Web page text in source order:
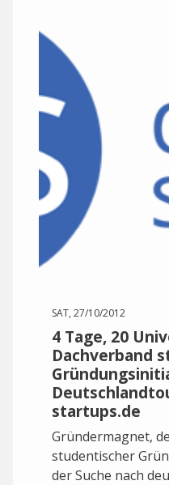
SAT, 27/10/2012
4 Tage, 20
Dachverband
startups.de
Gründermagnet,
studentischer
der Suche nach